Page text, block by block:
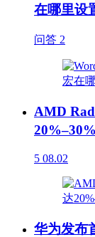
在哪里设
问答 2
AMD
5 08.02
华为发布